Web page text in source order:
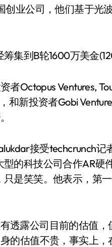
创业公司，他们基于光
集到B轮1600万美金
者Octopus Ventures,
和新投资者Gobi
接受techcrunch记
的科技公司合作AR硬
是笑笑。他表示，第
透露公司目前的估值
的估值不贵，事实上